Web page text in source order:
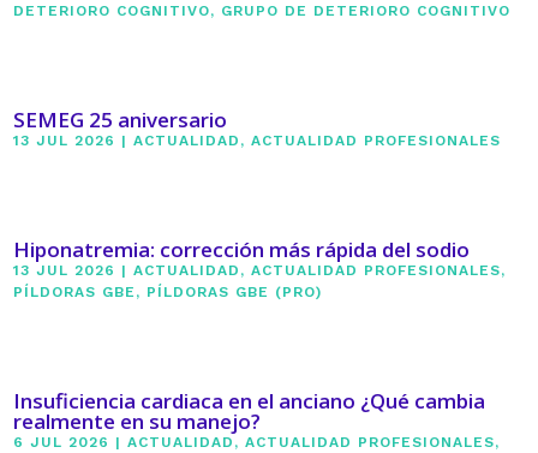
DETERIORO COGNITIVO, GRUPO DE DETERIORO COGNITIVO
SEMEG 25 aniversario
13 JUL 2026 |ACTUALIDAD ,ACTUALIDAD PROFESIONALES
Hiponatremia: corrección más rápida del sodio
13 JUL 2026 |ACTUALIDAD ,ACTUALIDAD PROFESIONALES,
PÍLDORAS GBE , PÍLDORAS GBE (PRO)
Insuficiencia cardiaca en el anciano ¿Qué cambia
realmente en su manejo?
6 JUL 2026 |ACTUALIDAD ,ACTUALIDAD PROFESIONALES,